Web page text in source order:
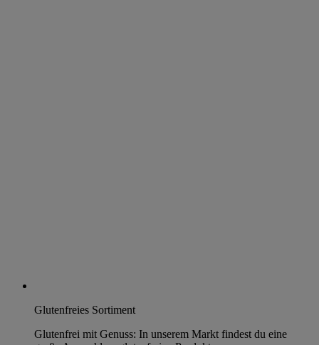
Glutenfreies Sortiment
Glutenfrei mit Genuss: In unserem Markt findest du eine